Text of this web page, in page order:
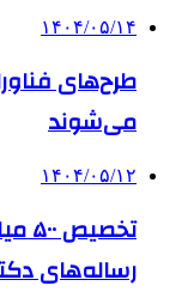
۱۴۰۴/۰۵/۱۴
طرح‌های
می‌شوند
۱۴۰۴/۰۵/۱۲
رساله‌های